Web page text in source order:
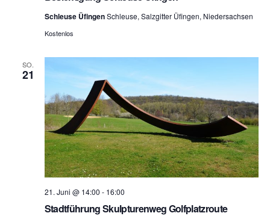
i
o
n
Schleuse ÜfingenSchleuse, Salzgitter Üfingen, Niedersachsen
Kostenlos
SO.
21
Stadtführung Skulpturenweg Golfplatzroute
21. Juni @ 14:00 - 16:00